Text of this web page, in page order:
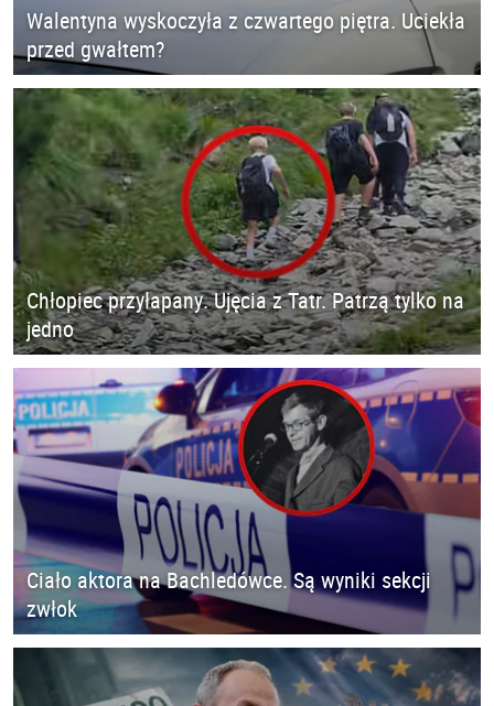
Walentyna wyskoczyła z czwartego piętra. Uciekła
przed gwałtem?
Chłopiec przyłapany. Ujęcia z Tatr. Patrzą tylko na
jedno
Ciało aktora na Bachledówce. Są wyniki sekcji
zwłok